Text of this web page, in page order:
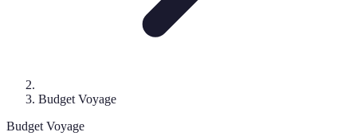
Budget Voyage
Budget Voyage